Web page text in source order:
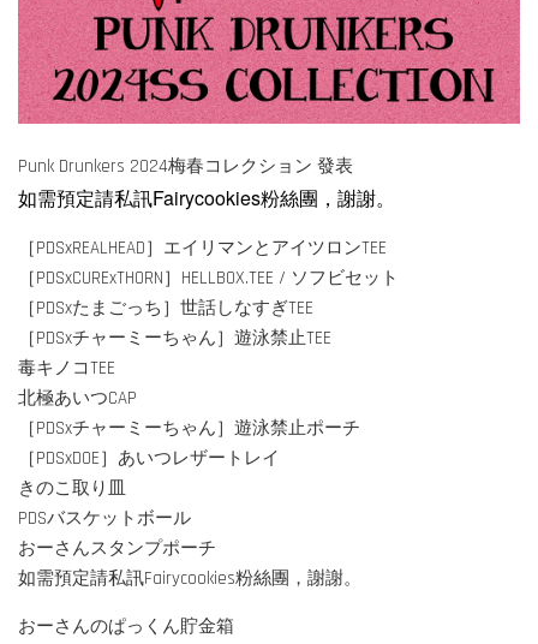
Punk Drunkers 2024梅春コレクション 發表
如需預定請私訊Fairycookies粉絲團，謝謝。
［PDSxREALHEAD］エイリマンとアイツロンTEE
［PDSxCURExTHORN］HELLBOX.TEE / ソフビセット
［PDSxたまごっち］世話しなすぎTEE
［PDSxチャーミーちゃん］遊泳禁止TEE
毒キノコTEE
北極あいつCAP
［PDSxチャーミーちゃん］遊泳禁止ポーチ
［PDSxDOE］あいつレザートレイ
きのこ取り皿
PDSバスケットボール
おーさんスタンプポーチ
如需預定請私訊Fairycookies粉絲團，謝謝。
おーさんのぱっくん貯金箱